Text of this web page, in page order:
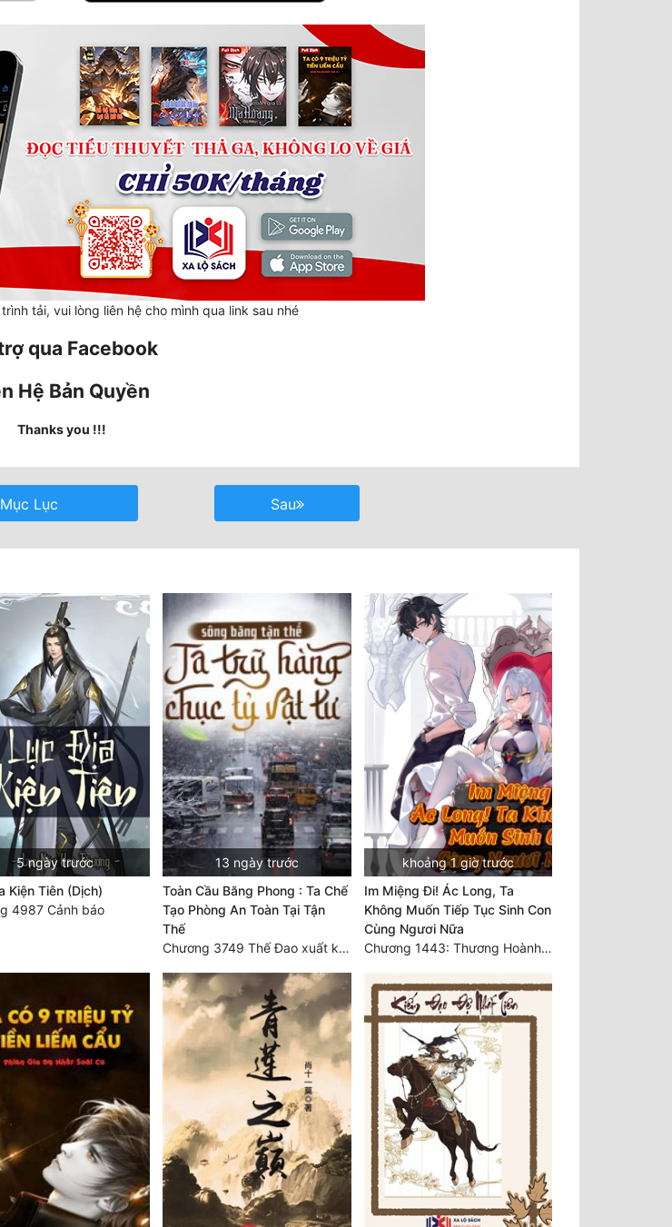
tải, vui lòng liên hệ cho mình qua link sau nhé
qua Facebook
Hệ Bản Quyền
Thanks you !!!
Mục Lục Sau
5 ngày trước
Kiện Tiên (Dịch)
4987 Cảnh báo
13 ngày trước
Toàn Cầu Băng Phong : Ta Chế
Tạo Phòng An Toàn Tại Tận
Thế
Chương 3749 Thế Đao xuất kích
khoảng 1 giờ trước
Im Miệng Đi! Ác Long, Ta
Không Muốn Tiếp Tục Sinh Con
Cùng Ngươi Nữa
Chương 1443: Thương Hoành Vạn Vật (Cuối cùng)